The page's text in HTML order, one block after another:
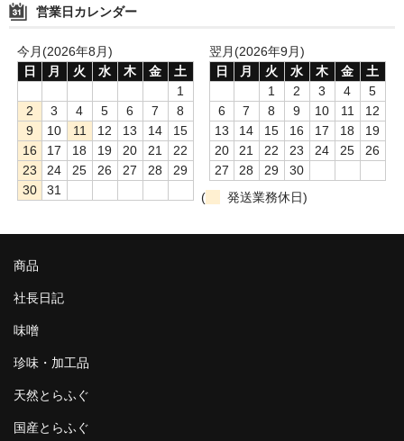
営業日カレンダー
今月(2026年8月)
日
月 火 水 木 金
土
1
2
3 4 5 6 7
8
9
10 11 12 13 14
15
16
17 18 19 20 21
22
23
24 25 26 27 28
29
30
31
翌月(2026年9月)
日
月 火 水 木 金
土
1
2 3 4
5
6
7 8 9 10 11
12
13
14 15 16 17 18
19
20
21 22 23 24 25
26
27
28 29
30
(
発送業務休日)
商品
社長日記
味噌
珍味・加工品
天然とらふぐ
国産とらふぐ